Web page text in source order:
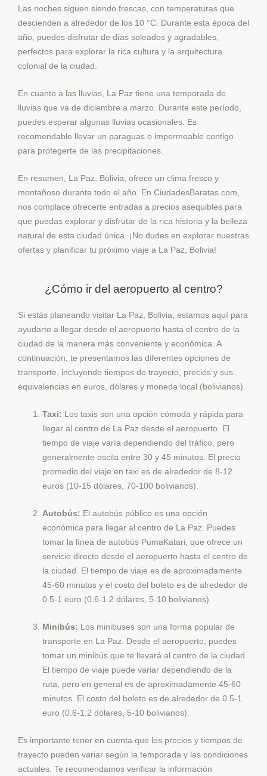
Las noches siguen siendo frescas, con temperaturas que
descienden a alrededor de los 10 °C. Durante esta época del
año, puedes disfrutar de días soleados y agradables,
perfectos para explorar la rica cultura y la arquitectura
colonial de la ciudad.
En cuanto a las lluvias, La Paz tiene una temporada de
lluvias que va de diciembre a marzo. Durante este período,
puedes esperar algunas lluvias ocasionales. Es
recomendable llevar un paraguas o impermeable contigo
para protegerte de las precipitaciones.
En resumen, La Paz, Bolivia, ofrece un clima fresco y
montañoso durante todo el año. En CiudadesBaratas.com,
nos complace ofrecerte entradas a precios asequibles para
que puedas explorar y disfrutar de la rica historia y la belleza
natural de esta ciudad única. ¡No dudes en explorar nuestras
ofertas y planificar tu próximo viaje a La Paz, Bolivia!
¿Cómo ir del aeropuerto al centro?
Si estás planeando visitar La Paz, Bolivia, estamos aquí para
ayudarte a llegar desde el aeropuerto hasta el centro de la
ciudad de la manera más conveniente y económica. A
continuación, te presentamos las diferentes opciones de
transporte, incluyendo tiempos de trayecto, precios y sus
equivalencias en euros, dólares y moneda local (bolivianos).
Taxi: Los taxis son una opción cómoda y rápida para
llegar al centro de La Paz desde el aeropuerto. El
tiempo de viaje varía dependiendo del tráfico, pero
generalmente oscila entre 30 y 45 minutos. El precio
promedio del viaje en taxi es de alrededor de 8-12
euros (10-15 dólares, 70-100 bolivianos).
Autobús: El autobús público es una opción
económica para llegar al centro de La Paz. Puedes
tomar la línea de autobús PumaKatari, que ofrece un
servicio directo desde el aeropuerto hasta el centro de
la ciudad. El tiempo de viaje es de aproximadamente
45-60 minutos y el costo del boleto es de alrededor de
0.5-1 euro (0.6-1.2 dólares, 5-10 bolivianos).
Minibús: Los minibuses son una forma popular de
transporte en La Paz. Desde el aeropuerto, puedes
tomar un minibús que te llevará al centro de la ciudad.
El tiempo de viaje puede variar dependiendo de la
ruta, pero en general es de aproximadamente 45-60
minutos. El costo del boleto es de alrededor de 0.5-1
euro (0.6-1.2 dólares, 5-10 bolivianos).
Es importante tener en cuenta que los precios y tiempos de
trayecto pueden variar según la temporada y las condiciones
actuales. Te recomendamos verificar la información